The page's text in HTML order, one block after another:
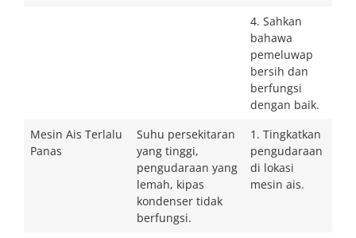
4. Sahkan
bahawa
pemeluwap
bersih dan
berfungsi
dengan baik.
Mesin Ais Terlalu
Panas
Suhu persekitaran
yang tinggi,
pengudaraan yang
lemah, kipas
kondenser tidak
berfungsi.
1. Tingkatkan
pengudaraan
di lokasi
mesin ais.